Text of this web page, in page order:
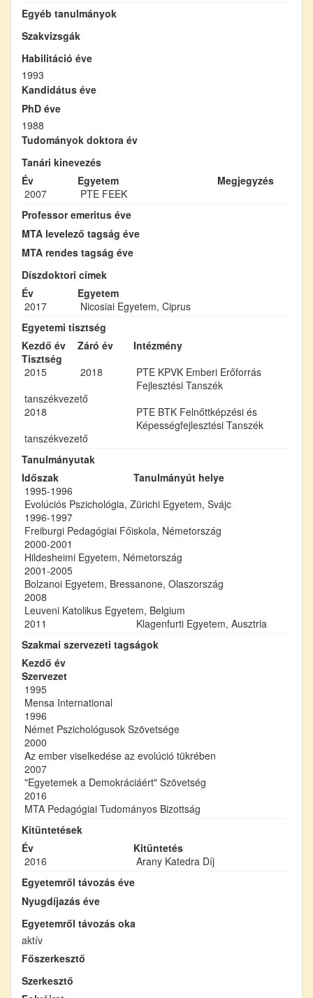
Egyéb tanulmányok
Szakvizsgák
Habilitáció éve
1993
Kandidátus éve
PhD éve
1988
Tudományok doktora év
Tanári kinevezés
Év
Egyetem
Megjegyzés
2007
PTE FEEK
Professor emeritus éve
MTA levelező tagság éve
MTA rendes tagság éve
Díszdoktori címek
Év
Egyetem
2017
Nicosiai Egyetem, Ciprus
Egyetemi tisztség
Kezdő év
Záró év
Intézmény
Tisztség
2015
2018
PTE KPVK Emberi Erőforrás
Fejlesztési Tanszék
tanszékvezető
2018
PTE BTK Felnőttképzési és
Képességfejlesztési Tanszék
tanszékvezető
Tanulmányutak
Időszak
Tanulmányút helye
1995-1996
Evolúciós Pszichológia, Zürichi Egyetem, Svájc
1996-1997
Freiburgi Pedagógiai Főiskola, Németország
2000-2001
Hildesheimi Egyetem, Németország
2001-2005
Bolzanoi Egyetem, Bressanone, Olaszország
2008
Leuveni Katolikus Egyetem, Belgium
2011
Klagenfurti Egyetem, Ausztria
Szakmai szervezeti tagságok
Kezdő év
Szervezet
1995
Mensa International
1996
Német Pszichológusok Szövetsége
2000
Az ember viselkedése az evolúció tükrében
2007
"Egyetemek a Demokráciáért" Szövetség
2016
MTA Pedagógiai Tudományos Bizottság
Kitüntetések
Év
Kitüntetés
2016
Arany Katedra Díj
Egyetemről távozás éve
Nyugdíjazás éve
Egyetemről távozás oka
aktív
Főszerkesztő
Szerkesztő